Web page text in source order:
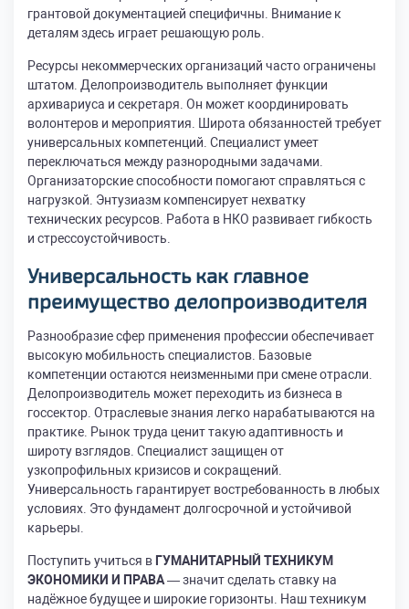
грантовой документацией специфичны. Внимание к
деталям здесь играет решающую роль.
Ресурсы некоммерческих организаций часто ограничены
штатом. Делопроизводитель выполняет функции
архивариуса и секретаря. Он может координировать
волонтеров и мероприятия. Широта обязанностей требует
универсальных компетенций. Специалист умеет
переключаться между разнородными задачами.
Организаторские способности помогают справляться с
нагрузкой. Энтузиазм компенсирует нехватку
технических ресурсов. Работа в НКО развивает гибкость
и стрессоустойчивость.
Универсальность как главное
преимущество делопроизводителя
Разнообразие сфер применения профессии обеспечивает
высокую мобильность специалистов. Базовые
компетенции остаются неизменными при смене отрасли.
Делопроизводитель может переходить из бизнеса в
госсектор. Отраслевые знания легко нарабатываются на
практике. Рынок труда ценит такую адаптивность и
широту взглядов. Специалист защищен от
узкопрофильных кризисов и сокращений.
Универсальность гарантирует востребованность в любых
условиях. Это фундамент долгосрочной и устойчивой
карьеры.
Поступить учиться в ГУМАНИТАРНЫЙ ТЕХНИКУМ
ЭКОНОМИКИ И ПРАВА— значит сделать ставку на
надёжное будущее и широкие горизонты. Наш техникум